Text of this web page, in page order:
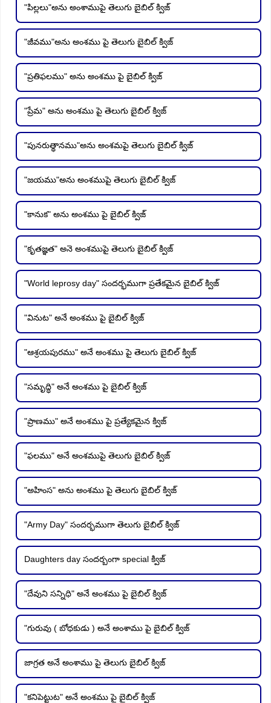
"పిల్లలు"అను అంశాముపై తెలుగు బైబిల్ క్విజ్
"జీవము"అను అంశము పై తెలుగు బైబిల్ క్విజ్
"ప్రతిఫలము" అను అంశము పై బైబిల్ క్విజ్
"ప్రేమ" అను అంశము పై తెలుగు బైబిల్ క్విజ్
"పునరుత్థానము"అను అంశమపై తెలుగు బైబిల్ క్విజ్
"జయము"అను అంశముపై తెలుగు బైబిల్ క్విజ్
"కానుక" అను అంశము పై బైబిల్ క్విజ్
"కృతజ్ఞత" అనె అంశముపై తెలుగు బైబిల్ క్విజ్
"World leprosy day" సందర్భముగా ప్రతేకమైన బైబిల్ క్విజ్
"వినుట" అనే అంశము పై బైబిల్ క్విజ్
"ఆశ్రయపురము" అనే అంశము పై తెలుగు బైబిల్ క్విజ్
"సమృద్ధి" అనే అంశము పై బైబిల్ క్విజ్
"ప్రాణము" అనే అంశము పై ప్రత్యేకమైన క్విజ్
"ఫలము" అనే అంశముపై తెలుగు బైబిల్ క్విజ్
"అహింస" అను అంశము పై తెలుగు బైబిల్ క్విజ్
"Army Day" సందర్భముగా తెలుగు బైబిల్ క్విజ్
Daughters day సందర్బంగా special క్విజ్
"దేవుని సన్నిధి" అనే అంశము పై బైబిల్ క్విజ్
"గురువు ( బోధకుడు ) అనే అంశాము పై బైబిల్ క్విజ్
జాగ్రత అనే అంశాము పై తెలుగు బైబిల్ క్విజ్
"కనిపెట్టుట" అనే అంశము పై బైబిల్ క్విజ్